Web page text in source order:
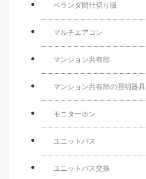
ベランダ間仕切り版
マルチエアコン
マンション共有部
マンション共有部の照明器具
モニターホン
ユニットバス
ユニットバス交換